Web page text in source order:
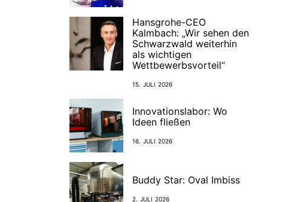
Hansgrohe-CEO
Kalmbach: „Wir sehen den
Schwarzwald weiterhin
als wichtigen
Wettbewerbsvorteil“
15. JULI 2026
Innovationslabor: Wo
Ideen fließen
16. JULI 2026
Buddy Star: Oval Imbiss
2. JULI 2026